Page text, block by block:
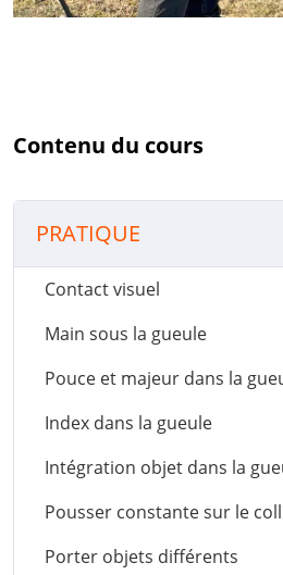
Contenu du cours
PRATIQUE
Contact visuel
Main sous la gueule
Pouce et majeur dans la
Index dans la gueule
Intégration objet dans la
Pousser constante sur le
Porter objets différents